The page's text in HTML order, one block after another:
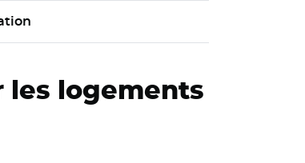
les logements